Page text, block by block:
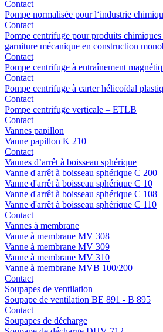
Contact
Pompe normalisée pour l‘industrie
Contact
Pompe centrifuge pour produits
garniture mécanique en construction
Contact
Pompe centrifuge à entraînement
Contact
Pompe centrifuge à carter hélicoïdal
Contact
Pompe centrifuge verticale – ETLB
Contact
Vannes papillon
Vanne papillon K 210
Contact
Vannes d’arrêt à boisseau sphérique
Vanne d'arrêt à boisseau sphérique C 200
Vanne d'arrêt à boisseau sphérique C 10
Vanne d'arrêt à boisseau sphérique C 108
Vanne d'arrêt à boisseau sphérique C 110
Contact
Vannes à membrane
Vanne à membrane MV 308
Vanne à membrane MV 309
Vanne à membrane MV 310
Vanne à membrane MVB 100/200
Contact
Soupapes de ventilation
Soupape de ventilation BE 891 - B 895
Contact
Soupapes de décharge